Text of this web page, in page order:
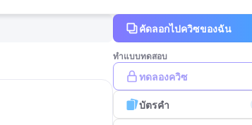
คัดลอกไปควิซของฉัน
ทำแบบทดสอบ
ทดลองควิซ
บัตรคำ